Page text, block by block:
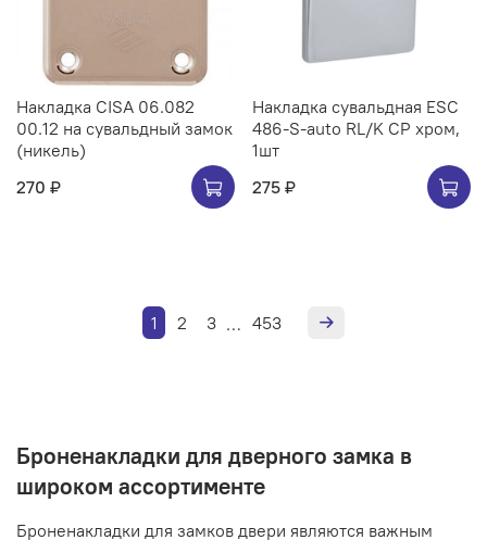
Накладка CISA 06.082
00.12 на сувальдный замок
(никель)
270 ₽
Накладка сувальдная ESC
486-S-auto RL/K CP хром,
1шт
275 ₽
1 2 3 … 453
Броненакладки для дверного замка в
широком ассортименте
Броненакладки для замков двери являются важным